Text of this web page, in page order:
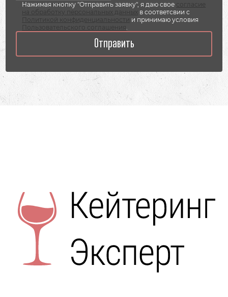
Нажимая кнопку "Отправить заявку", я даю свое
согласие
на обработку персональных данных
в соответсвии с
Политикой конфиденциальности и принимаю условия
Пользовательского соглашения.
Отправить